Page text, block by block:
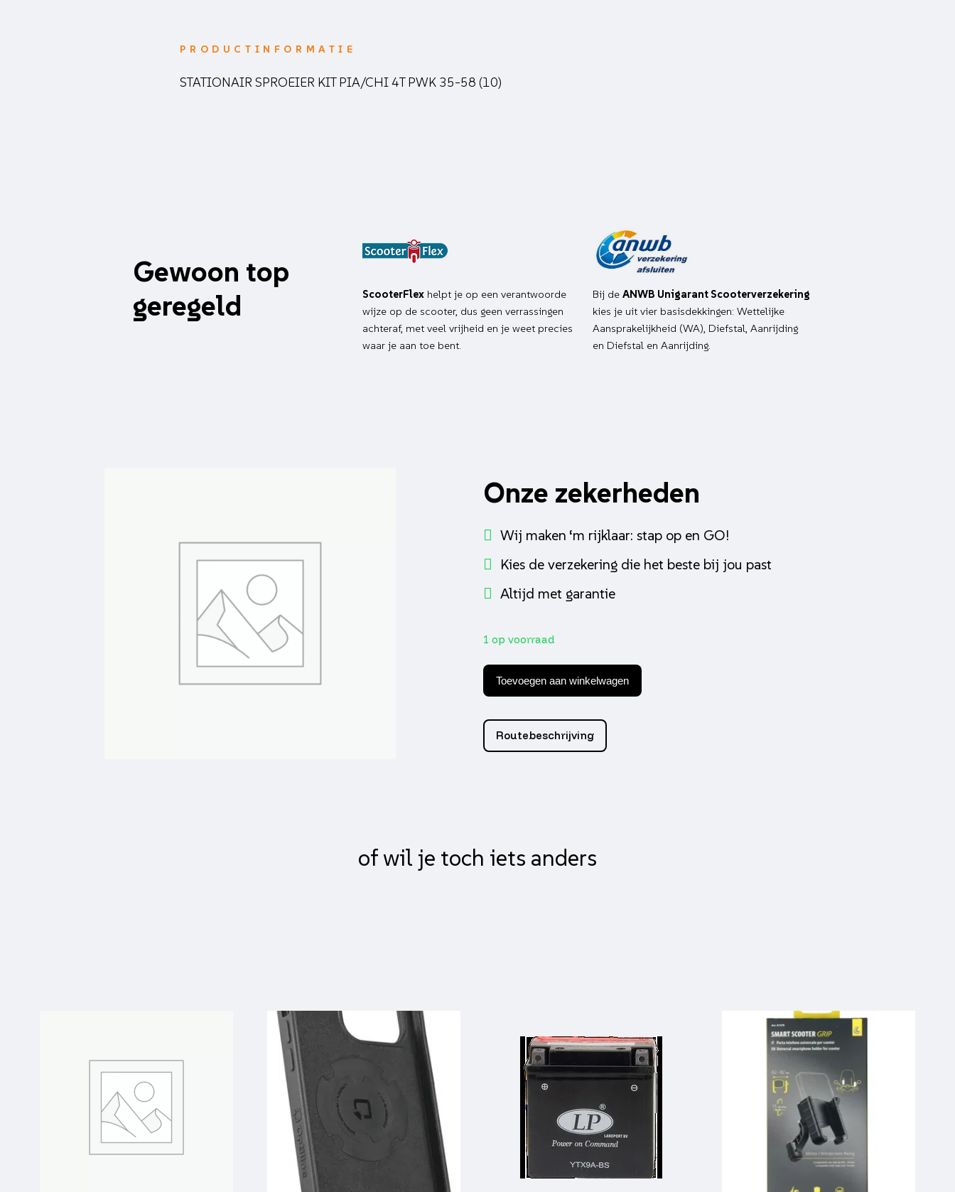
PRODUCTINFORMATIE
STATIONAIR SPROEIER KIT PIA/CHI 4T PWK 35-58 (10)
Gewoon top
geregeld
ScooterFlex helpt je op een verantwoorde
wijze op de scooter, dus geen verrassingen
achteraf, met veel vrijheid en je weet precies
waar je aan toe bent.
Bij de ANWB Unigarant Scooterverzekering
kies je uit vier basisdekkingen: Wettelijke
Aansprakelijkheid (WA), Diefstal, Aanrijding
en Diefstal en Aanrijding.
Onze zekerheden
Wij maken ‘m rijklaar: stap op en GO!
Kies de verzekering die het beste bij jou past
Altijd met garantie
1 op voorraad
Sproeier
pia/chi
pwk
35-
58
Toevoegen aan winkelwagen
Routebeschrijving
of wil je toch iets anders